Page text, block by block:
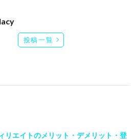
投稿一覧
リエイトのメリット・デメリット・登